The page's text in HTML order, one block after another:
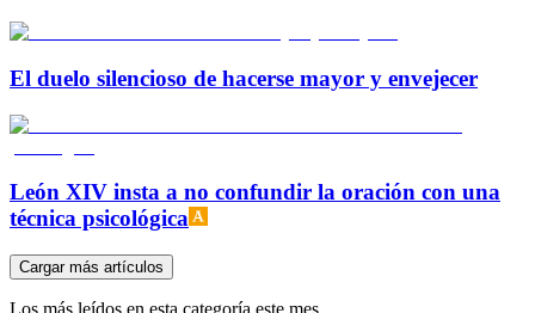
El duelo silencioso de hacerse mayor y envejecer
León XIV insta a no confundir la oración con una
técnica psicológica
Cargar más artículos
Los más leídos en esta categoría este mes